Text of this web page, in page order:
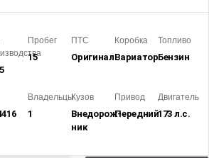
Пробег
15
ПТС
Оригинал
Коробка
Вариатор
Топливо
Бензин
Владельцы
1
Кузов
Внедорож­
ник
Привод
Передний
Двигатель
173 л.с.